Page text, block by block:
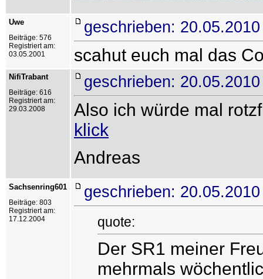
Uwe
Beiträge: 576
Registriert am:
03.05.2001
geschrieben:
scahut euch mal das
NifiTrabant
Beiträge: 616
Registriert am:
29.03.2008
geschrieben:
Also ich würde mal
klick
Andreas
Sachsenring601
Beiträge: 803
Registriert am:
17.12.2004
geschrieben:
quote:
Der SR1 meiner
mehrmals